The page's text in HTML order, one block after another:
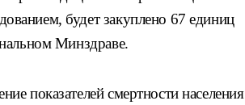
будет закуплено 67 единиц
Минздраве.
показателей смертности населения